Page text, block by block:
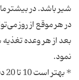
شیر باشد. در بیشتر
در هر موقع از روز
بعد از هر وعده
*